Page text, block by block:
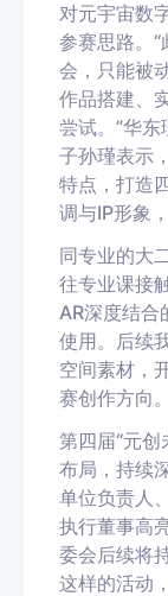
对元宇宙数
参赛思路。
会，只能被
作品搭建、
尝试。”华
子孙瑾表示
特点，打造
调与IP形象
同专业的大
往专业课接
AR深度结合
使用。后续
空间素材，
赛创作方向
第四届“元
布局，持续
单位负责人
执行董事高
委会后续将
这样的活动